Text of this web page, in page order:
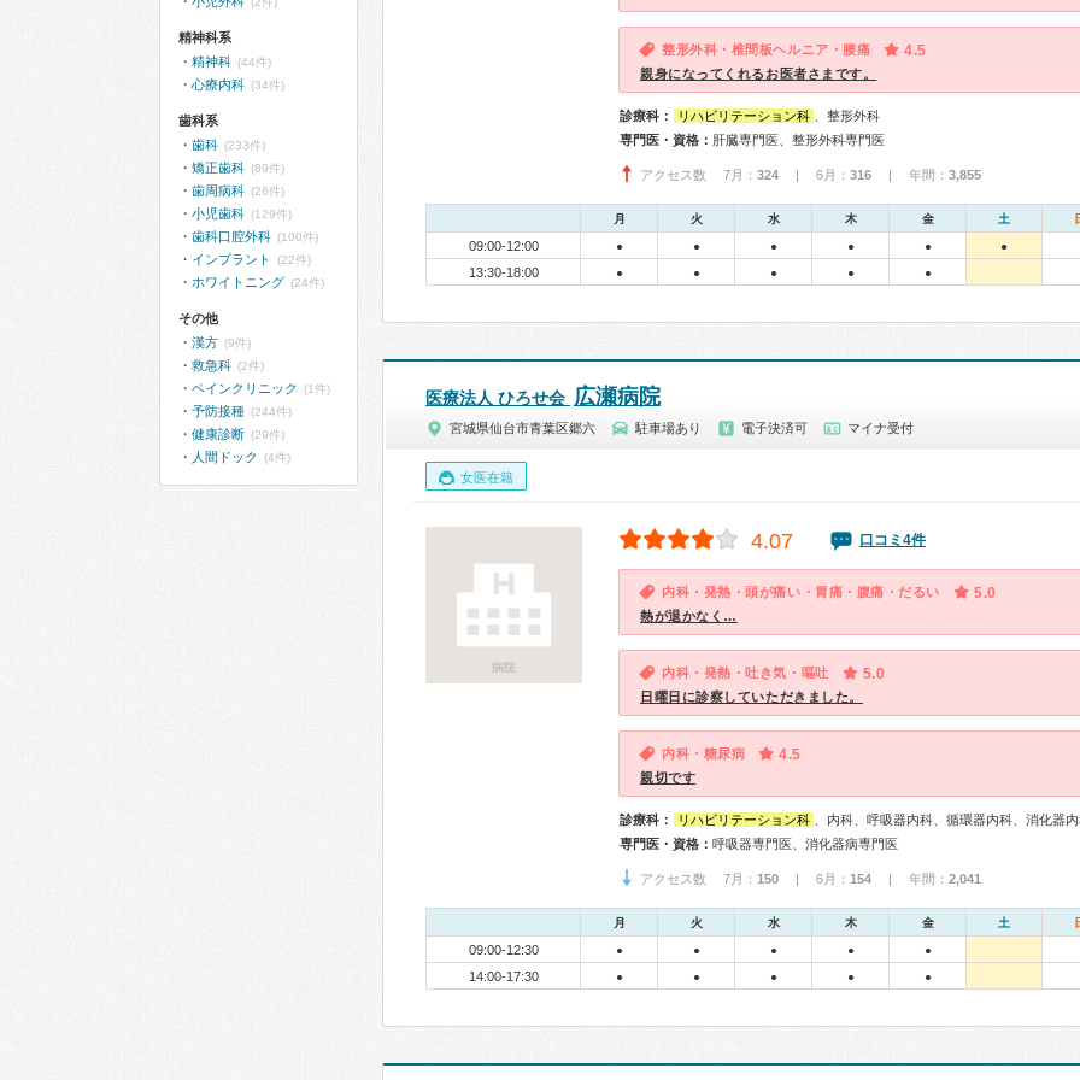
整形外科・椎間板ヘルニア・腰痛 4.5
親身になってくれるお医者さまです。
診療科： リハビリテーション科
、整形外科
専門医・資格： 肝臓専門医、整形外科専門医
アクセス数 7月： 324 | 6月： 316 | 年間： 3,855
月 火 水 木 金 土
09:00-12:00 ● ● ● ● ● ●
13:30-18:00 ● ● ● ● ●
医療法人 ひろせ会 広瀬病院
宮城県仙台市青葉区郷六 駐車場あり 電子決済可 マイナ受付
女医在籍
病院
4.07 口コミ4件
内科・発熱・頭が痛い・胃痛・腹痛・だるい 5.0
熱が退かなく…
内科・発熱・吐き気・嘔吐 5.0
日曜日に診察していただきました。
内科・糖尿病 4.5
親切です
診療科： リハビリテーション科
、内科、呼吸器内科、循環器内科、消化器
専門医・資格： 呼吸器専門医、消化器病専門医
アクセス数 7月： 150 | 6月： 154 | 年間： 2,041
月 火 水 木 金 土
09:00-12:30 ● ● ● ● ●
14:00-17:30 ● ● ● ● ●
精神科系
精神科 (44件)
心療内科 (34件)
歯科系
歯科 (233件)
矯正歯科 (89件)
歯周病科 (26件)
小児歯科 (129件)
歯科口腔外科 (100件)
インプラント (22件)
ホワイトニング (24件)
その他
漢方 (9件)
救急科 (2件)
ペインクリニック (1件)
予防接種 (244件)
健康診断 (29件)
人間ドック (4件)